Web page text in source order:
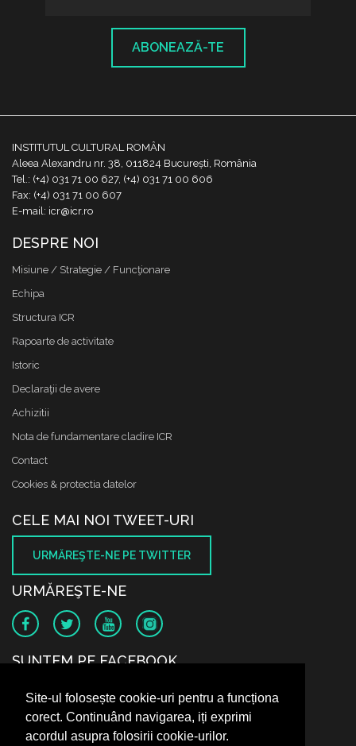
Site-ul folosește cookie-uri pentru a funcționa
corect. Continuând navigarea, iți exprimi
acordul asupra folosirii cookie-urilor.
ABONEAZĂ-TE
INSTITUTUL CULTURAL ROMÂN
Aleea Alexandru nr. 38, 011824 București, România
Tel.: (+4) 031 71 00 627, (+4) 031 71 00 606
Fax: (+4) 031 71 00 607
E-mail: icr@icr.ro
DESPRE NOI
Misiune / Strategie / Funcţionare
Echipa
Structura ICR
Rapoarte de activitate
Istoric
Declaraţii de avere
Achizitii
Nota de fundamentare cladire ICR
Contact
Cookies & protectia datelor
CELE MAI NOI TWEET-URI
URMĂREŞTE-NE PE TWITTER
URMĂREŞTE-NE
SUNTEM PE FACEBOOK